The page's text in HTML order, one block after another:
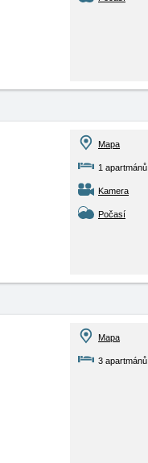
Mapa
1 apartmánů
Kamera
Počasí
Mapa
3 apartmánů